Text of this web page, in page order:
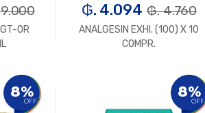
OR
₲. 4.094 ₲. 4.760
ANALGESIN EXHI. (100) X 10
COMPR.
8%
OFF
8%
OFF